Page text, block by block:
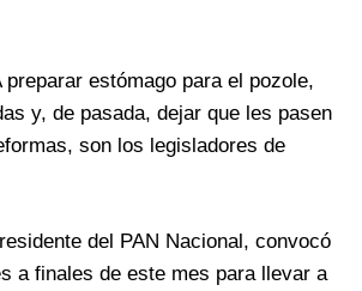
preparar estómago para el pozole,
y, de pasada, dejar que les pasen
son los legisladores de
del PAN Nacional, convocó
a finales de este mes para llevar a